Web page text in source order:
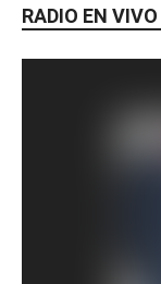
RADIO EN VIVO